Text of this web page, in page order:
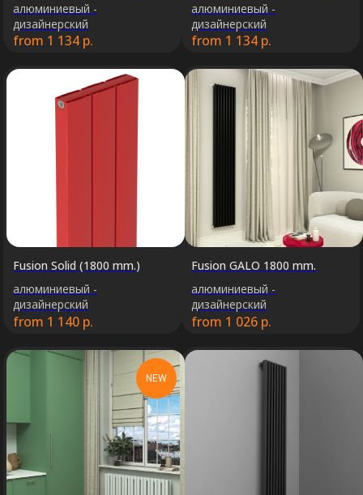
алюминиевый -
дизайнерский
from 1 134 р.
алюминиевый -
дизайнерский
from 1 134 р.
Fusion Solid (1800 mm.)
алюминиевый -
дизайнерский
from 1 140 р.
Fusion GALO 1800 mm.
алюминиевый -
дизайнерский
from 1 026 р.
NEW